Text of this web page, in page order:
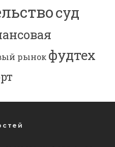
суд
рынок фудтех